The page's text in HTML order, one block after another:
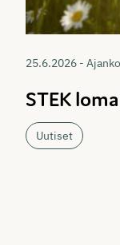
25.6.2026 -
STEK
Uutiset